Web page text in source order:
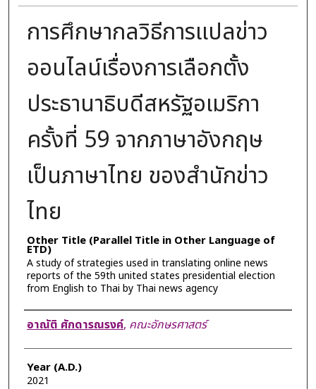
การศึกษากลวิธีการแปลข่าว
ออนไลน์เรื่องการเลือกตั้ง
ประธานาธิบดีสหรัฐอเมริกา
ครั้งที่ 59 จากภาษาอังกฤษ
เป็นภาษาไทย ของสำนักข่าว
ไทย
Other Title (Parallel Title in Other Language of
ETD)
A study of strategies used in translating online news
reports of the 59th united states presidential election
from English to Thai by Thai news agency
Author
อาณัติ ศักดารณรงค์, คณะอักษรศาสตร์
Year (A.D.)
2021